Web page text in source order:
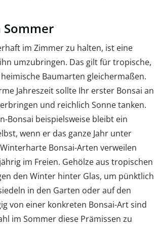
im Zimmer zu halten, ist eine
umzubringen. Das gilt für tropische,
Baumarten gleichermaßen.
Jahreszeit sollte Ihr erster Bonsai an
und reichlich Sonne tanken.
Bonsai beispielsweise bleibt ein
wenn er das ganze Jahr unter
Bonsai-Arten verweilen
im Freien. Gehölze aus tropischen
den Winter hinter Glas, um pünktlich
in den Garten oder auf den
von einer konkreten Bonsai-Art sind
im Sommer diese Prämissen zu